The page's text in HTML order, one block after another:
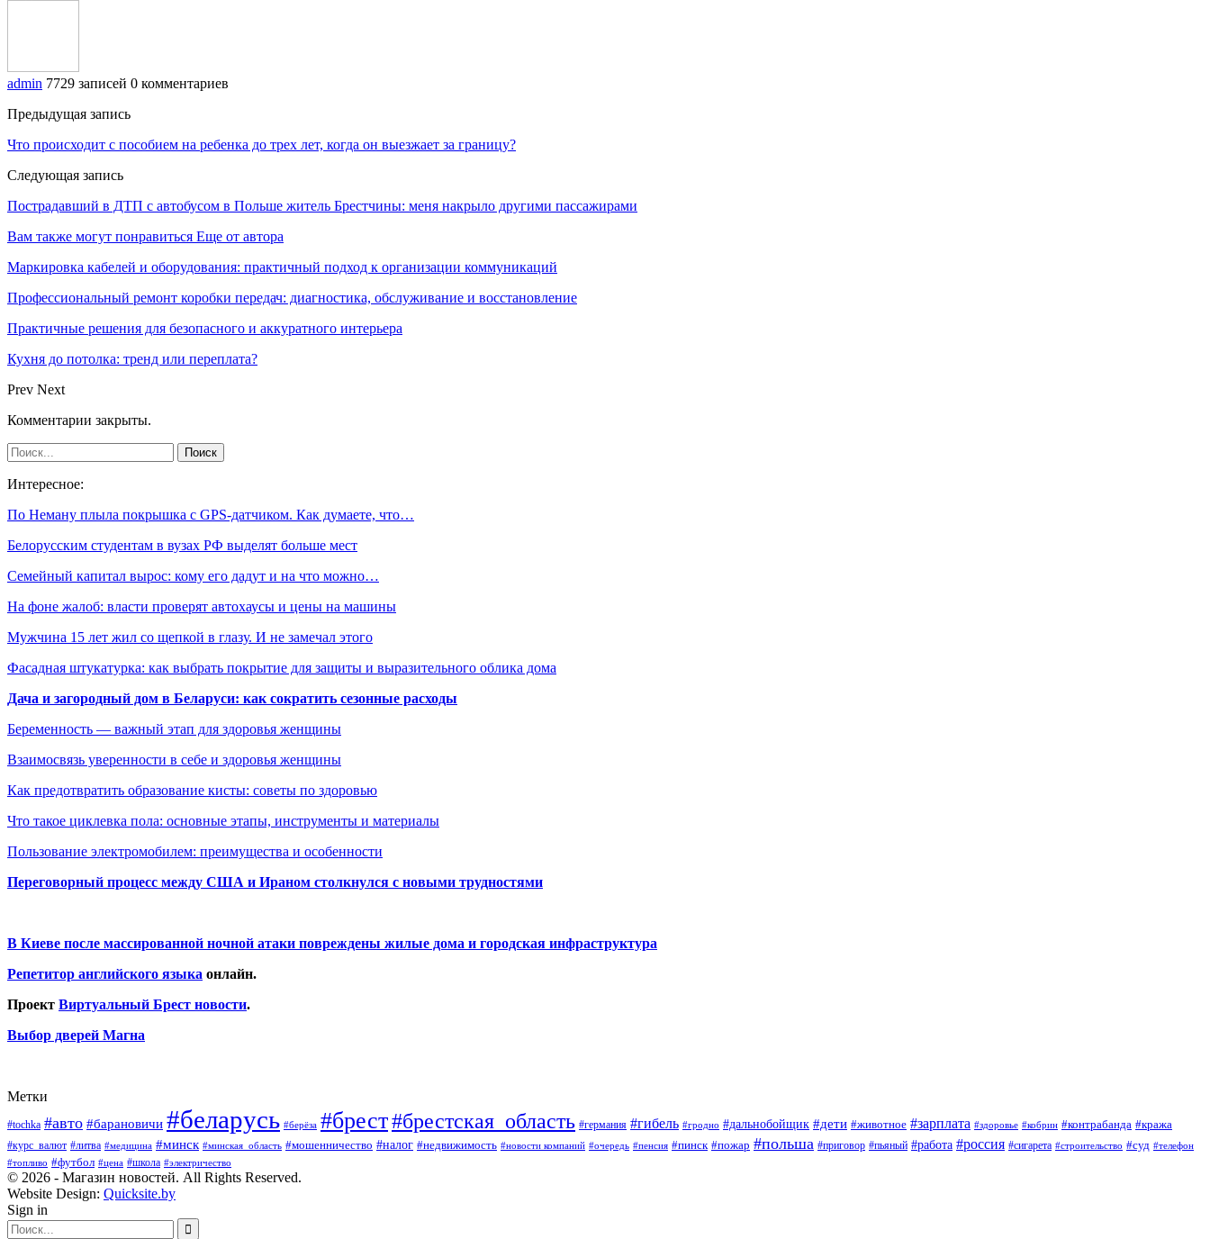
admin 7729 записей 0 комментариев
Предыдущая запись
Что происходит с пособием на ребенка до трех лет, когда он выезжает за границу?
Следующая запись
Пострадавший в ДТП с автобусом в Польше житель Брестчины: меня накрыло другими пассажирами
Вам также могут понравиться Еще от автора
Маркировка кабелей и оборудования: практичный подход к организации коммуникаций
Профессиональный ремонт коробки передач: диагностика, обслуживание и восстановление
Практичные решения для безопасного и аккуратного интерьера
Кухня до потолка: тренд или переплата?
Prev Next
Комментарии закрыты.
Интересное:
По Неману плыла покрышка с GPS-датчиком. Как думаете, что…
Белорусским студентам в вузах РФ выделят больше мест
Семейный капитал вырос: кому его дадут и на что можно…
На фоне жалоб: власти проверят автохаусы и цены на машины
Мужчина 15 лет жил со щепкой в глазу. И не замечал этого
Фасадная штукатурка: как выбрать покрытие для защиты и выразительного облика дома
Дача и загородный дом в Беларуси: как сократить сезонные расходы
Беременность — важный этап для здоровья женщины
Взаимосвязь уверенности в себе и здоровья женщины
Как предотвратить образование кисты: советы по здоровью
Что такое циклевка пола: основные этапы, инструменты и материалы
Пользование электромобилем: преимущества и особенности
Переговорный процесс между США и Ираном столкнулся с новыми трудностями
В Киеве после массированной ночной атаки повреждены жилые дома и городская инфраструктура
Репетитор английского языка онлайн.
Проект Виртуальный Брест новости.
Выбор дверей Магна
Метки
#tochka #авто #барановичи #беларусь #берёза #брест#брестская_область #германия #гибель #гродно #дальнобойщик #дети #животное #зарплата #здоровье #кобрин #контрабанда #кража
#курс_валют #литва #медицина #минск #минская_область #мошенничество #налог #недвижимость #новости компаний #очередь #пенсия #пинск #пожар #польша #приговор #пьяный #работа #россия #сигарета #строительство #суд #телефон
#топливо #футбол #цена #школа #электричество
© 2026 - Магазин новостей. All Rights Reserved.
Website Design: Quicksite.by
Sign in